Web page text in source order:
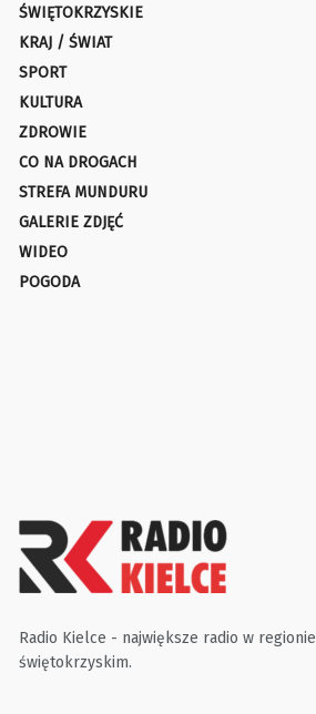
ŚWIĘTOKRZYSKIE
KRAJ / ŚWIAT
SPORT
KULTURA
ZDROWIE
CO NA DROGACH
STREFA MUNDURU
GALERIE ZDJĘĆ
WIDEO
POGODA
Radio Kielce - największe radio w regionie
świętokrzyskim.